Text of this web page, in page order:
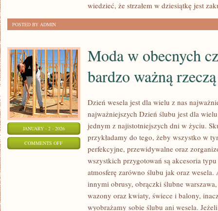
wiedzieć, że strzałem w dziesiątkę jest
POSTED BY ADMIN
JANUARY - 2 - 2026
COMMENTS OFFON
Moda w obecnych
bardzo ważną rzeczą
Dzień wesela jest dla wielu z nas
najważniejszych Dzień ślubu jest dla
jednym z najistotniejszych dni w życiu.
przykładamy do tego, żeby wszystko w
perfekcyjne, przewidywalne oraz
wszystkich przygotowań są akcesoria
atmosferę zarówno ślubu jak oraz
innymi obrusy, obrączki ślubne
wazony oraz kwiaty, świece i balony,
wyobrażamy sobie ślubu ani wesela.